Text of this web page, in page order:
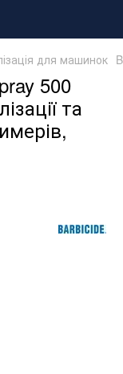
для машинок
500
та